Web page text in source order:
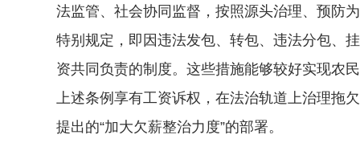
法监管、社会协同监督，按照源头治理、预防
特别规定，即因违法发包、转包、违法分包、
资共同负责的制度。这些措施能够较好实现农
上述条例享有工资诉权，在法治轨道上治理拖
提出的“加大欠薪整治力度”的部署。